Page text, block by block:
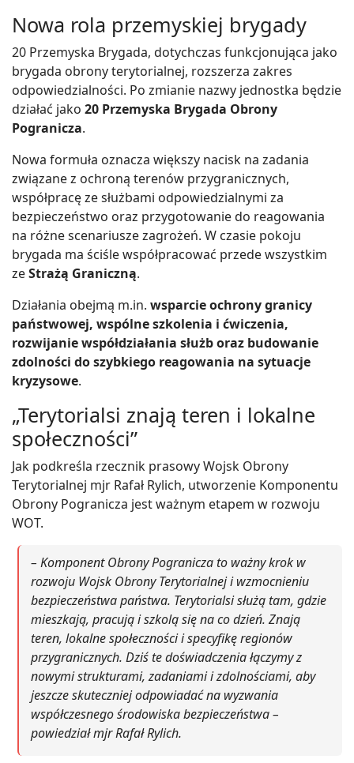
Nowa rola przemyskiej brygady
20 Przemyska Brygada, dotychczas funkcjonująca jako
brygada obrony terytorialnej, rozszerza zakres
odpowiedzialności. Po zmianie nazwy jednostka będzie
działać jako 20 Przemyska Brygada Obrony
Pogranicza.
Nowa formuła oznacza większy nacisk na zadania
związane z ochroną terenów przygranicznych,
współpracę ze służbami odpowiedzialnymi za
bezpieczeństwo oraz przygotowanie do reagowania
na różne scenariusze zagrożeń. W czasie pokoju
brygada ma ściśle współpracować przede wszystkim
zeStrażą Graniczną.
Działania obejmą m.in. wsparcie ochrony granicy
państwowej, wspólne szkolenia i ćwiczenia,
rozwijanie współdziałania służb oraz budowanie
zdolności do szybkiego reagowania na sytuacje
kryzysowe.
„Terytorialsi znają teren i lokalne
społeczności”
Jak podkreśla rzecznik prasowy Wojsk Obrony
Terytorialnej mjr Rafał Rylich, utworzenie Komponentu
Obrony Pogranicza jest ważnym etapem w rozwoju
WOT.
– Komponent Obrony Pogranicza to ważny krok w
rozwoju Wojsk Obrony Terytorialnej i wzmocnieniu
bezpieczeństwa państwa. Terytorialsi służą tam, gdzie
mieszkają, pracują i szkolą się na co dzień. Znają
teren, lokalne społeczności i specyfikę regionów
przygranicznych. Dziś te doświadczenia łączymy z
nowymi strukturami, zadaniami i zdolnościami, aby
jeszcze skuteczniej odpowiadać na wyzwania
współczesnego środowiska bezpieczeństwa –
powiedział mjr Rafał Rylich.